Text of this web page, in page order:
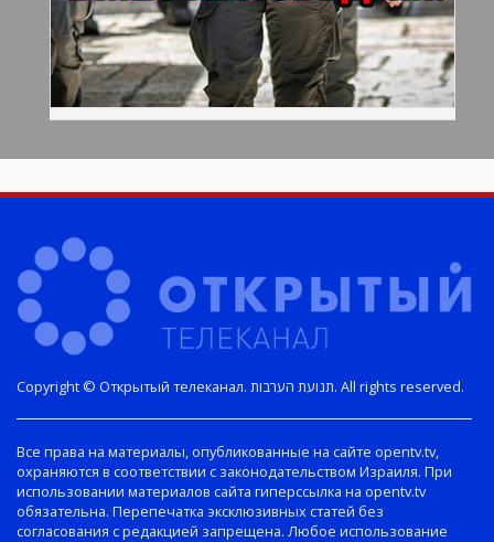
Copyright © Открытый телеканал. תנועת הערבות. All rights reserved.
Все права на материалы, опубликованные на сайте opentv.tv,
охраняются в соответствии с законодательством Израиля. При
использовании материалов сайта гиперссылка на opentv.tv
обязательна. Перепечатка эксклюзивных статей без
согласования с редакцией запрещена. Любое использование